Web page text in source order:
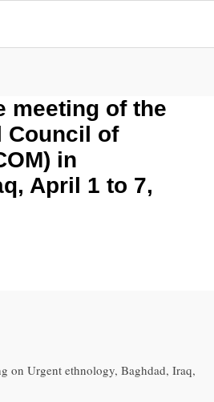
meeting of the
Council of
in
April 1 to 7,
on Urgent ethnology, Baghdad, Iraq,